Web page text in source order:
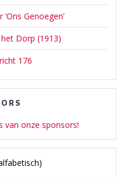
Genoegen’
Dorp (1913)
176
van onze sponsors!